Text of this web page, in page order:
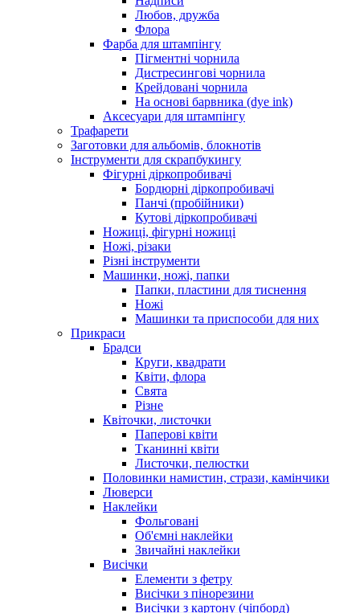
Любов, дружба
Флора
Фарба для штампінгу
Пігментні чорнила
Дистресингові чорнила
Крейдовані чорнила
На основі барвника (dye ink)
Аксесуари для штампінгу
Трафарети
Заготовки для альбомів, блокнотів
Інструменти для скрапбукингу
Фігурні діркопробивачі
Бордюрні діркопробивачі
Панчі (пробійники)
Кутові діркопробивачі
Ножиці, фігурні ножиці
Ножі, різаки
Різні інструменти
Машинки, ножі, папки
Папки, пластини для тиснення
Ножі
Машинки та приспособи для них
Прикраси
Брадси
Круги, квадрати
Квіти, флора
Свята
Різне
Квіточки, листочки
Паперові квіти
Тканинні квіти
Листочки, пелюстки
Половинки намистин, стрази, камінчики
Люверси
Наклейки
Фольговані
Об'ємні наклейки
Звичайні наклейки
Висічки
Елементи з фетру
Висічки з пінорезини
Висічки з картону (чіпборд)